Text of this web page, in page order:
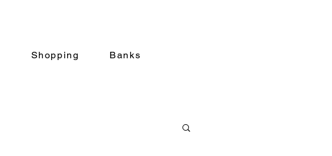
Shopping Banks